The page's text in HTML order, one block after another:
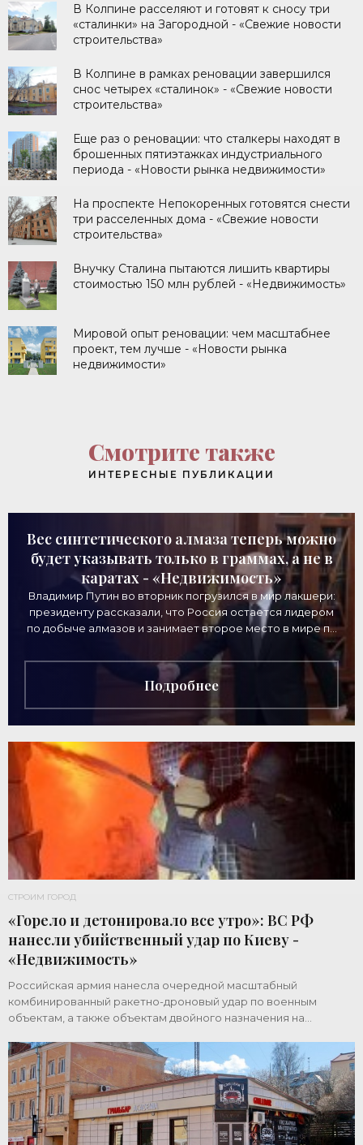
В Колпине расселяют и готовят к сносу три
«сталинки» на Загородной - «Свежие новости
строительства»
В Колпине в рамках реновации завершился
снос четырех «сталинок» - «Свежие новости
строительства»
Еще раз о реновации: что сталкеры находят в
брошенных пятиэтажках индустриального
периода - «Новости рынка недвижимости»
На проспекте Непокоренных готовятся снести
три расселенных дома - «Свежие новости
строительства»
Внучку Сталина пытаются лишить квартиры
стоимостью 150 млн рублей - «Недвижимость»
Мировой опыт реновации: чем масштабнее
проект, тем лучше - «Новости рынка
недвижимости»
Смотрите также
ИНТЕРЕСНЫЕ ПУБЛИКАЦИИ
Вес синтетического алмаза теперь можно
будет указывать только в граммах, а не в
каратах - «Недвижимость»
Владимир Путин во вторник погрузился в мир лакшери:
президенту рассказали, что Россия остается лидером
по добыче алмазов и занимает второе место в мире по
Подробнее
СТРОИМ ГОРОД
«Горело и детонировало все утро»: ВС РФ
нанесли убийственный удар по Киеву -
«Недвижимость»
Российская армия нанесла очередной масштабный
комбинированный ракетно-дроновый удар по военным
объектам, а также объектам двойного назначения на